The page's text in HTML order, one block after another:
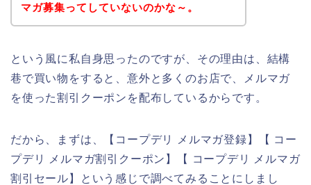
マガ募集ってしていないのかな～。
という風に私自身思ったのですが、その理由は、結構
巷で買い物をすると、意外と多くのお店で、メルマガ
を使った割引クーポンを配布しているからです。
だから、まずは、【コープデリ メルマガ登録】【 コー
プデリ メルマガ割引クーポン】【 コープデリ メルマガ
割引セール】という感じで調べてみることにしまし